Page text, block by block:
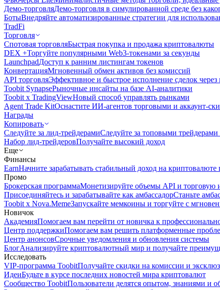
Демо-торговляДемо-торговля в симулированной среде без
БотыВнедряйте автоматизированные стратегии для
TradFi
Торговля
Спотовая торговляБыстрая покупка и продажа криптовалюты
DEX +Торгуйте популярными Web3-токенами за секунды
LaunchpadДоступ к ранним листингам токенов
КонвертацияМгновенный обмен активов без комиссий
API торговляЭффективное и быстрое исполнение сделок
Toobit SynapseРыночные инсайты на базе AI-аналитики
Toobit x TradingViewНовый способ управлять рынками
Agent Trade KitОснастите ИИ-агентов торговыми и аккаунт-
Награды
Копировать
Следуйте за лид-трейдерамиСледуйте за топовыми
Набор лид-трейдеровПолучайте высокий доход
Еще
Финансы
EarnНачните зарабатывать стабильный доход на криптовалюте
Промо
Брокерская программаМонетизируйте объемы API и торговую
Присоединяйтесь и зарабатывайте как амбассадорСтаньте
Toobit x Nova.MemeЗапускайте мемкоины и торгуйте с
Новичок
АкадемияПомогаем вам перейти от новичка к
Центр поддержкиПомогаем вам решить платформенные
Центр анонсовСрочные уведомления и обновления системы
БлогАнализируйте криптовалютный мир и получайте
Исследовать
VIP-программа ToobitПолучайте скидки на комиссии и
ИдеиБудьте в курсе последних новостей мира криптовалют
Сообщество ToobitПользователи делятся опытом, знаниями и